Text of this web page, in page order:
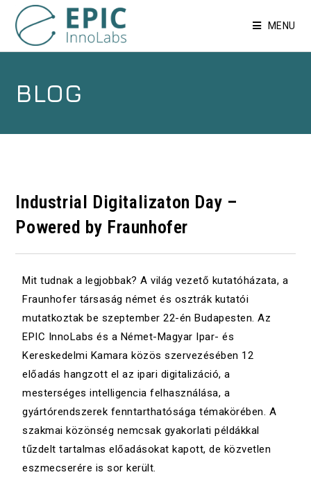
MENU
BLOG
Industrial Digitalizaton Day –
Powered by Fraunhofer
Mit tudnak a legjobbak? A világ vezető kutatóházata, a
Fraunhofer társaság német és osztrák kutatói
mutatkoztak be szeptember 22-én Budapesten. Az
EPIC InnoLabs és a Német-Magyar Ipar- és
Kereskedelmi Kamara közös szervezésében 12
előadás hangzott el az ipari digitalizáció, a
mesterséges intelligencia felhasználása, a
gyártórendszerek fenntarthatósága témakörében. A
szakmai közönség nemcsak gyakorlati példákkal
tűzdelt tartalmas előadásokat kapott, de közvetlen
eszmecserére is sor került.